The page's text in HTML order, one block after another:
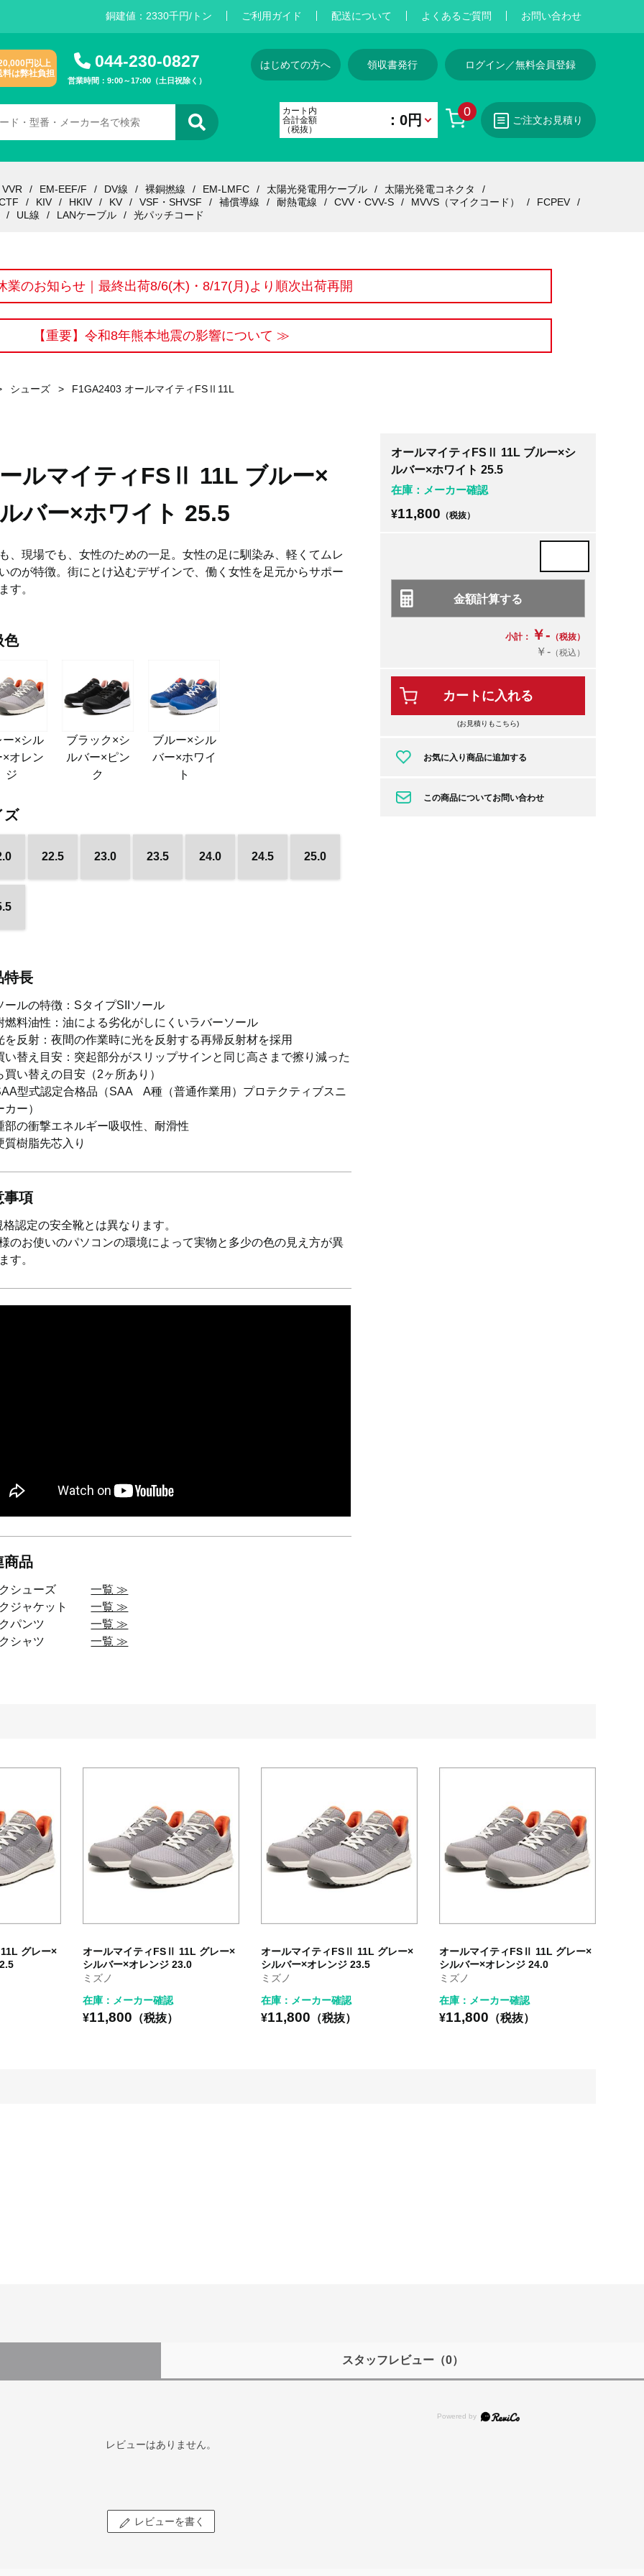
銅建値： 2330千円/トン ご利用ガイド 配送について よくあるご質問 お問い合わせ
円以上
料は弊社負担
044-230-0827
営業時間：9:00～17:00（土日祝除く）
はじめての方へ 領収書発行 ログイン／無料会員登録
0
カート内
合計金額
（税抜）
：0円 ご注文お見積り
VVR EM-EEF/F DV線 裸銅撚線 EM-LMFC 太陽光発電用ケーブル
太陽光発電コネクタ
KIV HKIV KV VSF・SHVSF 補償導線 耐熱電線 CVV・CVV-S MVVS（マイクコード）
FCPEV
UL線 LANケーブル 光パッチコード
業のお知らせ｜最終出荷8/6(木)・8/17(月)より順次出荷再開
【重要】令和8年熊本地震の影響について ≫
シューズ > F1GA2403 オールマイティFSⅡ11L
ルマイティFSⅡ 11L ブルー×
バー×ホワイト 25.5
、現場でも、女性のための一足。女性の足に馴染み、軽くてムレ
のが特徴。街にとけ込むデザインで、働く女性を足元からサポー
す。
色
ー×シル
×オレン
ジ
ブラック×シ
ルバー×ピン
ク
ブルー×シル
バー×ホワイ
ト
ズ
22.5 23.0 23.5 24.0 24.5 25.0
特長
ールの特徴：SタイプSIIソール
燃料油性：油による劣化がしにくいラバーソール
を反射：夜間の作業時に光を反射する再帰反射材を採用
い替え目安：突起部分がスリップサインと同じ高さまで擦り減った
買い替えの目安（2ヶ所あり）
型式認定合格品（SAA A種（普通作業用）プロテクティブスニ
カー）
部の衝撃エネルギー吸収性、耐滑性
質樹脂先芯入り
事項
格認定の安全靴とは異なります。
のお使いのパソコンの環境によって実物と多少の色の見え方が異
す。
商品
クシューズ一覧 ≫
クジャケット一覧 ≫
クパンツ一覧 ≫
クシャツ一覧 ≫
オールマイティFSⅡ 11L ブルー×シ
ルバー×ホワイト 25.5
在庫：メーカー確認
¥11,800 （税抜）
小計： ￥- （税抜）
￥-（税込）
カートに入れる
(お見積りもこちら)
お気に入り商品に追加する
この商品についてお問い合わせ
グレー×
オールマイティFSⅡ 11L グレー×
シルバー×オレンジ 23.0
ミズノ
在庫：メーカー確認
¥11,800 （税抜）
オールマイティFSⅡ 11L グレー×
シルバー×オレンジ 23.5
ミズノ
在庫：メーカー確認
¥11,800 （税抜）
オールマイティFSⅡ 11L グレー×
シルバー×オレンジ 24.0
ミズノ
在庫：メーカー確認
¥11,800 （税抜）
スタッフレビュー（0）
レビューはありません。
レビューを書く